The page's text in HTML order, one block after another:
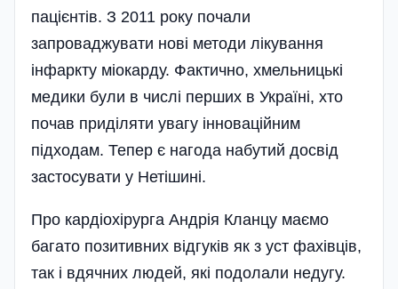
пацієнтів. З 2011 року почали
запроваджувати нові методи лікування
інфаркту міокарду. Фактично, хмельницькі
медики були в числі перших в Україні, хто
почав приділяти увагу інноваційним
підходам. Тепер є нагода набутий досвід
застосувати у Нетішині.
Про кардіохірурга Андрія Кланцу маємо
багато позитивних відгуків як з уст фахівців,
так і вдячних людей, які подолали недугу.